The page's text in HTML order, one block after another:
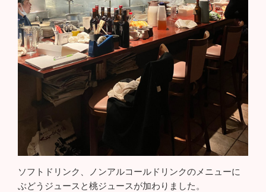
ソフトドリンク、ノンアルコールドリンクのメニューに
ぶどうジュースと桃ジュースが加わりました。